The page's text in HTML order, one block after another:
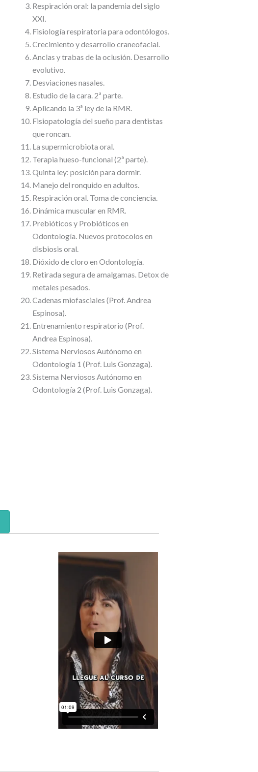
Respiración oral: la pandemia del siglo
XXI.
Fisiología respiratoria para odontólogos.
Crecimiento y desarrollo craneofacial.
Anclas y trabas de la oclusión. Desarrollo
evolutivo.
Desviaciones nasales.
Estudio de la cara. 2ª parte.
Aplicando la 3ª ley de la RMR.
Fisiopatología del sueño para dentistas
que roncan.
La supermicrobiota oral.
Terapia hueso-funcional (2ª parte).
Quinta ley: posición para dormir.
Manejo del ronquido en adultos.
Respiración oral. Toma de conciencia.
Dinámica muscular en RMR.
Prebióticos y Probióticos en
Odontología. Nuevos protocolos en
disbiosis oral.
Dióxido de cloro en Odontología.
Retirada segura de amalgamas. Detox de
metales pesados.
Cadenas miofasciales (Prof. Andrea
Espinosa).
Entrenamiento respiratorio (Prof.
Andrea Espinosa).
Sistema Nerviosos Autónomo en
Odontología 1 (Prof. Luis Gonzaga).
Sistema Nerviosos Autónomo en
Odontología 2 (Prof. Luis Gonzaga).